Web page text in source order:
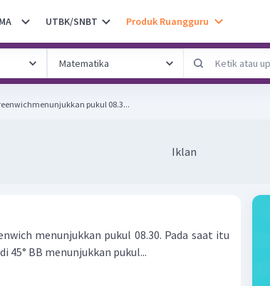
UTBK/SNBT Produk Ruangguru
pukul 08.3...
Iklan
menunjukkan pukul 08.30. Pada saat itu
45° BB menunjukkan pukul...